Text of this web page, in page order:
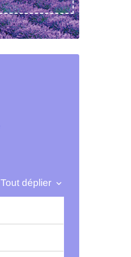
Tout déplier keyboard_arrow_down